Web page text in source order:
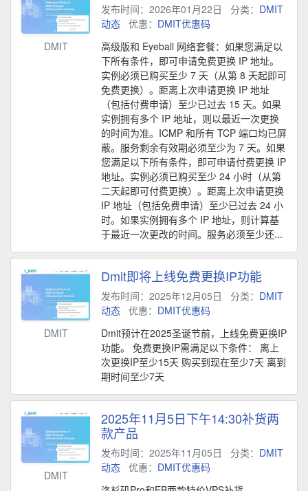
DMIT
发布时间：2026年01月22日 分类： DMIT
动态 优惠： DMIT优惠码
高级版和 Eyeball 网络套餐：如果您满足以
下所有条件，即可申请免费更换 IP 地址。
实例必须已购买至少 7 天（从第 8 天起即可
免费更换）。距离上次申请更换 IP 地址
（包括付费申请）至少已过去 15 天。如果
实例拥有多个 IP 地址，则以最近一次更换
的时间为准。ICMP 和所有 TCP 端口均已屏
蔽。服务剩余有效期必须至少为 7 天。如果
您满足以下所有条件，即可申请付费更换 IP
地址。实例必须已购买至少 24 小时（从第
二天起即可付费更换）。距离上次申请更换
IP 地址（包括免费申请）至少已过去 24 小
时。如果实例拥有多个 IP 地址，则计算基
于最近一次更改的时间。服务必须至少还...
DMIT
Dmit即将上线免费更换IP功能
发布时间：2025年12月05日 分类： DMIT
动态 优惠： DMIT优惠码
Dmit预计在2025圣诞节前，上线免费更换IP
功能。 免费更换IP需满足以下条件： 离上
次更换IP至少15天 购买到现在至少7天 离到
期时间至少7天
DMIT
2025年11月5日下午14:30补货两
款产品
发布时间：2025年11月05日 分类： DMIT
动态 优惠： DMIT优惠码